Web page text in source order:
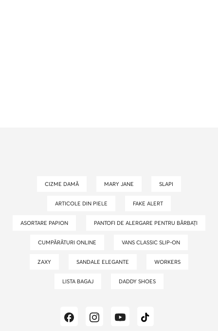
CIZME DAMĂ MARY JANE SLAPI
ARTICOLE DIN PIELE FAKE ALERT
ASORTARE PAPION PANTOFI DE ALERGARE PENTRU BĂRBAȚI
CUMPĂRĂTURI ONLINE VANS CLASSIC SLIP-ON
ZAXY SANDALE ELEGANTE WORKERS
LISTA BAGAJ DADDY SHOES